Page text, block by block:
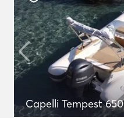
Capelli Tempest 650